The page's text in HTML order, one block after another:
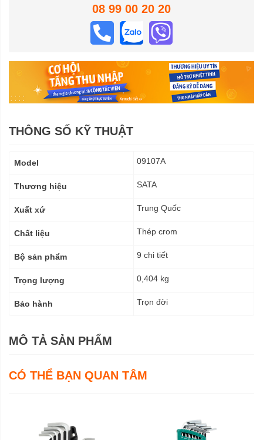
08 99 00 20 20
THÔNG SỐ KỸ THUẬT
kỹ
Model 09107A
Thương hiệu SATA
Xuất xứ Trung Quốc
Chất liệu Thép crom
Bộ sản phẩm 9 chi tiết
Trọng lượng 0,404 kg
Bảo hành Trọn đời
MÔ TẢ SẢN PHẨM
CÓ THỂ BẠN QUAN TÂM